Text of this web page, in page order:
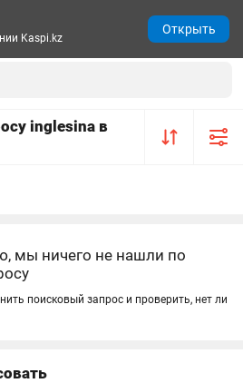
inglesina в
мы ничего не нашли по
поисковый запрос и проверить, нет ли
Kaspi.kz
Открыть